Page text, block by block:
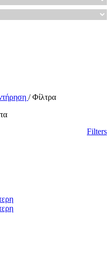
/ Φίλτρα
Sorted
Filters